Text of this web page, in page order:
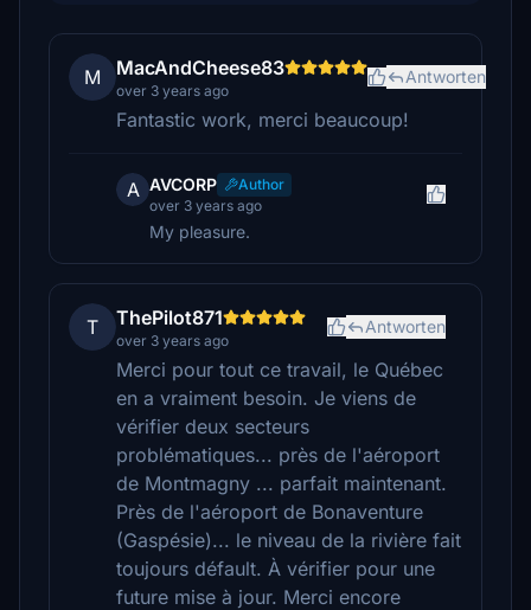
M MacAndCheese83
over 3 years ago
Antworten
Fantastic work, merci beaucoup!
A AVCORP
Author
over 3 years ago
My pleasure.
T ThePilot871
over 3 years ago
Antworten
Merci pour tout ce travail, le Québec
en a vraiment besoin. Je viens de
vérifier deux secteurs
problématiques... près de l'aéroport
de Montmagny ... parfait maintenant.
Près de l'aéroport de Bonaventure
(Gaspésie)... le niveau de la rivière fait
toujours défault. À vérifier pour une
future mise à jour. Merci encore